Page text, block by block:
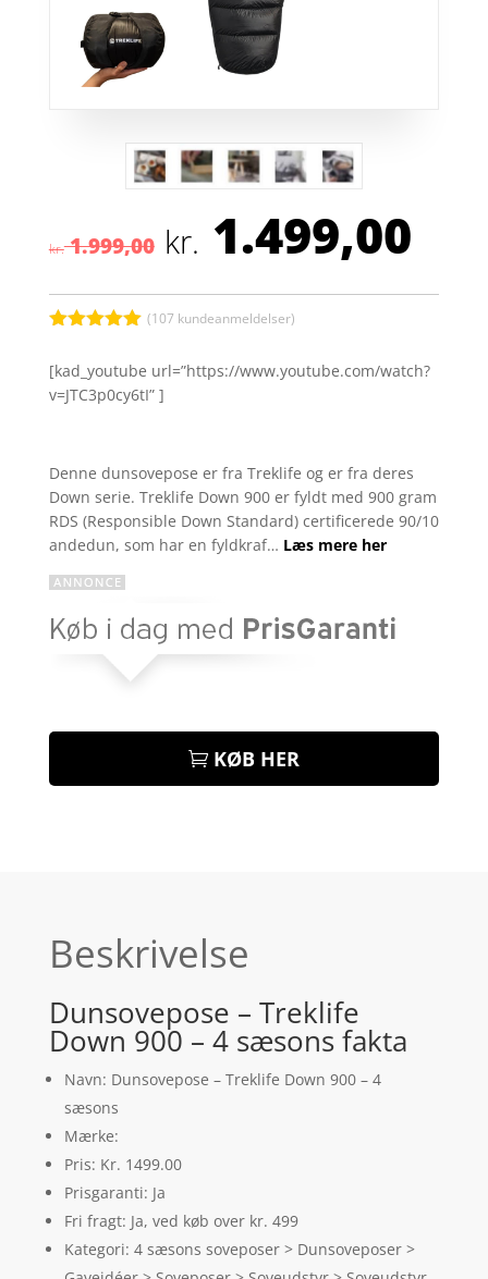
kr.1.999,00 Den
oprindelige
pris
var:
kr. 1.999,00.
kr. 1.499,00Den
pris
er:
af 5
baseret på
(107 kundeanmeldelser)
[kad_youtube url=”https://www.youtube.com/watch?
v=JTC3p0cy6tI” ]
Denne dunsovepose er fra Treklife og er fra deres
Down serie. Treklife Down 900 er fyldt med 900 gram
RDS (Responsible Down Standard) certificerede 90/10
andedun, som har en fyldkraf… Læs mere her
KØB HER
Beskrivelse
Dunsovepose – Treklife
Down 900 – 4 sæsons fakta
Navn: Dunsovepose – Treklife Down 900 – 4
sæsons
Mærke:
Pris: Kr. 1499.00
Prisgaranti: Ja
Fri fragt: Ja, ved køb over kr. 499
Kategori: 4 sæsons soveposer > Dunsoveposer >